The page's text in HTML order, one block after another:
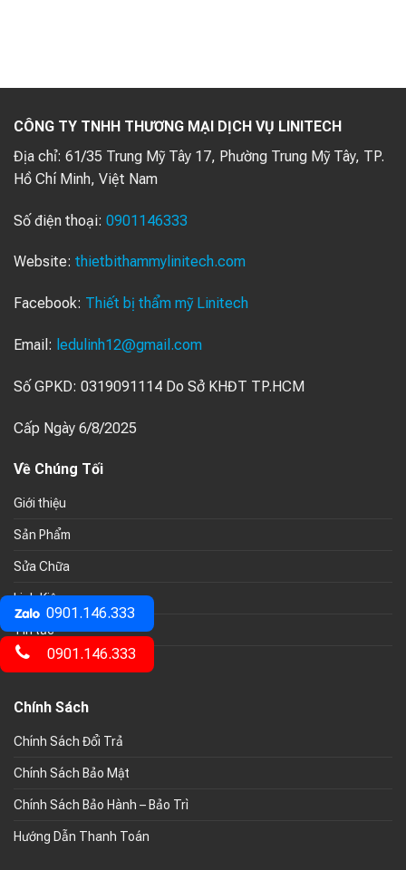
CÔNG TY TNHH THƯƠNG MẠI DỊCH VỤ LINITECH
Địa chỉ: 61/35 Trung Mỹ Tây 17, Phường Trung Mỹ Tây, TP.
Hồ Chí Minh, Việt Nam
Số điện thoại: 0901146333
Website: thietbithammylinitech.com
Facebook: Thiết bị thẩm mỹ Linitech
Email: ledulinh12@gmail.com
Số GPKD: 0319091114 Do Sở KHĐT TP.HCM
Cấp Ngày 6/8/2025
Về Chúng Tối
Giới thiệu
Sản Phẩm
Sửa Chữa
Linh Kiện
Tin tức
Liên hệ
Chính Sách
Chính Sách Đổi Trả
Chính Sách Bảo Mật
Chính Sách Bảo Hành – Bảo Trì
Hướng Dẫn Thanh Toán
0901.146.333
0901.146.333